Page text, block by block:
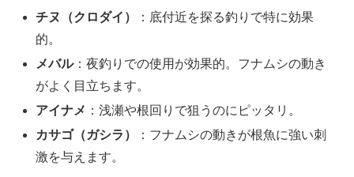
チヌ（クロダイ）
：底付近を探る釣りで特に効果
的。
メバル：夜釣りでの使用が効果的。フナムシの動き
がよく目立ちます。
アイナメ ：浅瀬や根回りで狙うのにピッタリ。
カサゴ（ガシラ）
：フナムシの動きが根魚に強い刺
激を与えます。